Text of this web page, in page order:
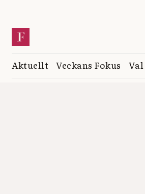
Aktuellt Veckans Fokus Val